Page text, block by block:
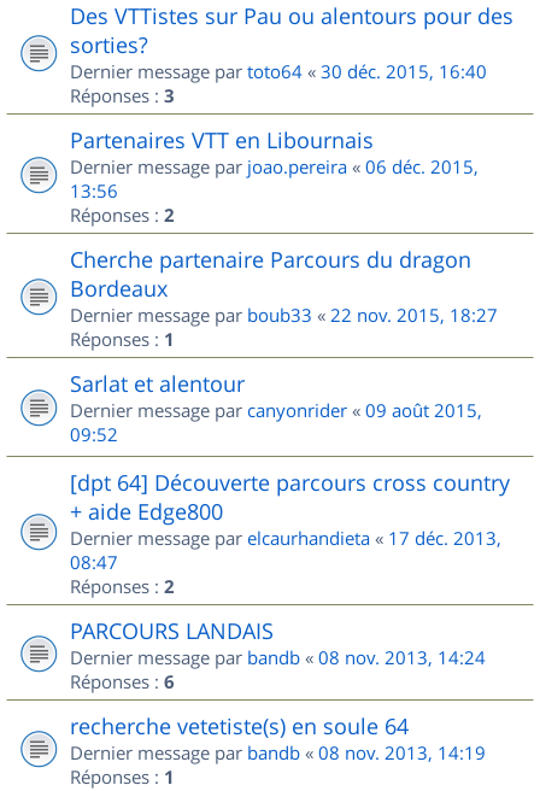
Des VTTistes sur Pau ou alentours pour des
sorties?
Dernier message par toto64 « 30 déc. 2015, 16:40
Réponses : 3
Partenaires VTT en Libournais
Dernier message par joao.pereira « 06 déc. 2015,
13:56
Réponses : 2
Cherche partenaire Parcours du dragon
Bordeaux
Dernier message par boub33 « 22 nov. 2015, 18:27
Réponses : 1
Sarlat et alentour
Dernier message par canyonrider « 09 août 2015,
09:52
[dpt 64] Découverte parcours cross country
+ aide Edge800
Dernier message par elcaurhandieta « 17 déc. 2013,
08:47
Réponses : 2
PARCOURS LANDAIS
Dernier message par bandb « 08 nov. 2013, 14:24
Réponses : 6
recherche vetetiste(s) en soule 64
Dernier message par bandb « 08 nov. 2013, 14:19
Réponses : 1